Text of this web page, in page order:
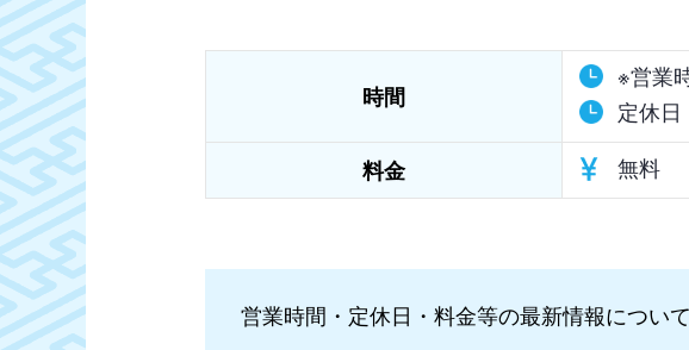
時間
※営業
定休日
料金
無料
営業時間・定休日・料金等の最新情報につい